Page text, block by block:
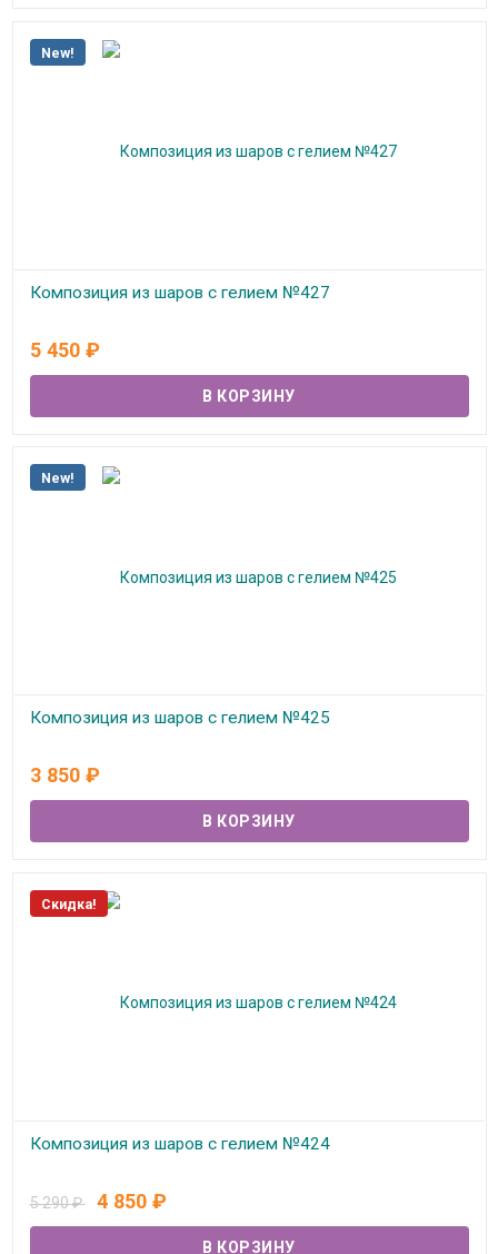
New!
Композиция из шаров с гелием №427
5 450 ₽
New!
Композиция из шаров с гелием №425
3 850 ₽
Скидка!
Композиция из шаров с гелием №424
5 290₽ 4 850 ₽